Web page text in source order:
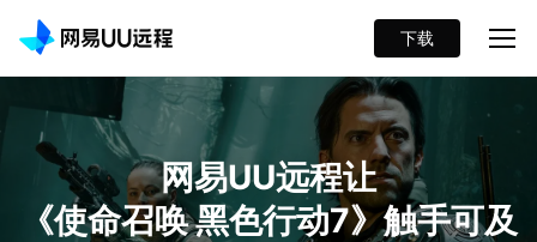
下载
网易UU远程让
《使命召唤 黑色行动7》触手可及